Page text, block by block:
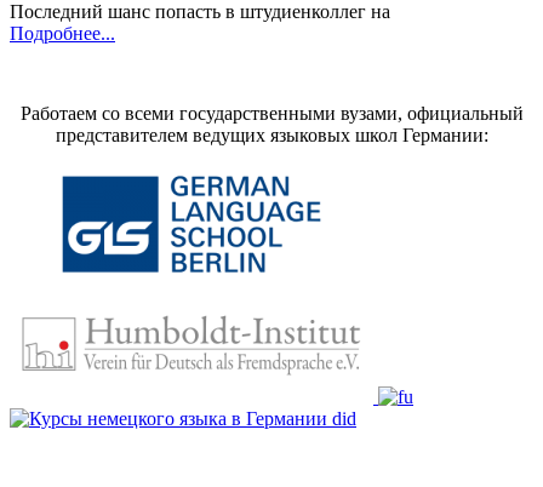
Последний шанс попасть в штудиенколлег на
Подробнее...
Работаем со всеми государственными вузами, официальный
представителем ведущих языковых школ Германии: